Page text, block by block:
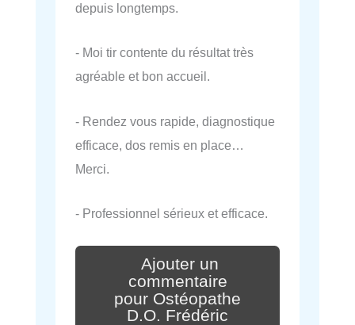
depuis longtemps.
- Moi tir contente du résultat très
agréable et bon accueil.
- Rendez vous rapide, diagnostique
efficace, dos remis en place…
Merci.
- Professionnel sérieux et efficace.
Ajouter un
commentaire
pour Ostéopathe
D.O. Frédéric